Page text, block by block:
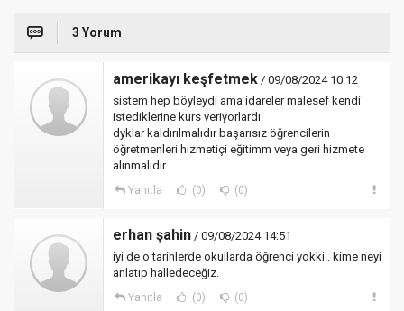
3 Yorum
amerikayı keşfetmek / 09/08/2024 10:12
sistem hep böyleydi ama idareler malesef kendi
istediklerine kurs veriyorlardı
dyklar kaldırılmalıdır başarısız öğrencilerin
öğretmenleri hizmetiçi eğitimm veya geri hizmete
alınmalıdır.
Yanıtla (0) (0)
erhan şahin / 09/08/2024 14:51
iyi de o tarihlerde okullarda öğrenci yokki.. kime neyi
anlatıp halledeceğiz.
Yanıtla (0) (0)